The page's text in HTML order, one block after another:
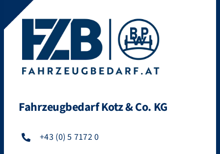
Fahrzeugbedarf Kotz & Co. KG
+43 (0) 5 7172 0